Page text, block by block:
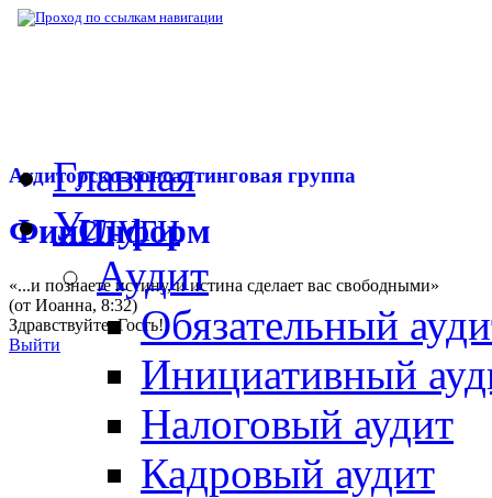
Аудиторско-консалтинговая группа
ФинИнформ
«...и познаете истину, и истина сделает вас свободными»
(от Иоанна, 8:32)
Здравствуйте,Гость!
Выйти
Главная
Услуги
Аудит
Обязательный
Инициативный
Налоговый аудит
Кадровый аудит